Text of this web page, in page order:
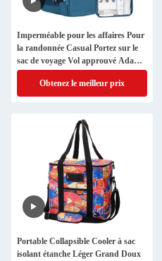
Imperméable pour les affaires Pour
la randonnée Casual Portez sur le
sac de voyage Vol approuvé Adapté
portable 16 pouces
Obtenez le meilleur prix
Portable Collapsible Cooler à sac
isolant étanche Léger Grand Doux